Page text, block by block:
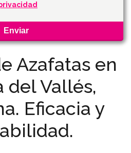
Azafatas en
del Vallés,
Eficacia y